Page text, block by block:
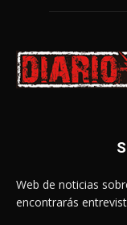
Web de noticias
encontrarás